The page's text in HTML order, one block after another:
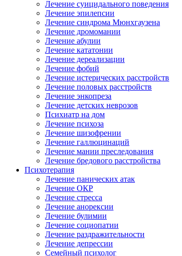
Лечение суицидального поведения
Лечение эпилепсии
Лечение синдрома Мюнхгаузена
Лечение дромомании
Лечение абулии
Лечение кататонии
Лечение дереализации
Лечение фобий
Лечение истерических расстройств
Лечение половых расстройств
Лечение энкопреза
Лечение детских неврозов
Психиатр на дом
Лечение психоза
Лечение шизофрении
Лечение галлюцинаций
Лечение мании преследования
Лечение бредового расстройства
Психотерапия
Лечение панических атак
Лечение ОКР
Лечение стресса
Лечение анорексии
Лечение булимии
Лечение социопатии
Лечение раздражительности
Лечение депрессии
Семейный психолог